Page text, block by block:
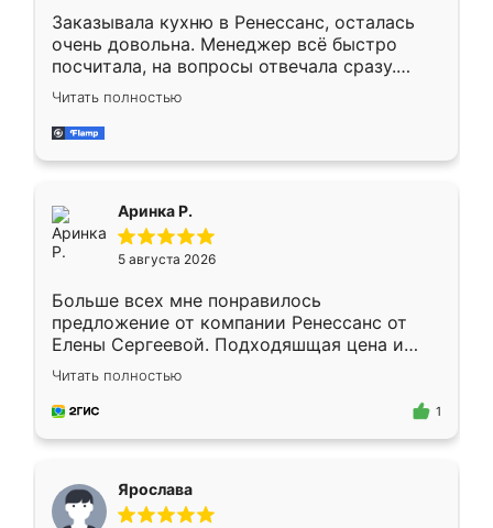
Заказывала кухню в Ренессанс, осталась
очень довольна. Менеджер всё быстро
посчитала, на вопросы отвечала сразу.
Замерщик приехал в субботу, подошёл к
делу со всей ответственностью. Собрали
за день, ребята работали аккуратно, даже
Читать полностью
Аринка Р.
5 августа 2026
Больше всех мне понравилось
предложение от компании Ренессанс от
Елены Сергеевой. Подходяшщая цена и
короткие сроки изготовления. Приехавший
для замера сотрудник Владислав
предложил по моему эскизу самый
Читать полностью
1
Ярослава